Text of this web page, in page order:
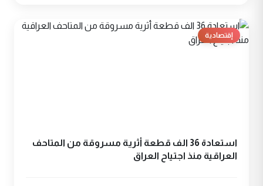
إقتصادية
استعادة 36 الف قطعة أثرية مسروقة من المتاحف
العراقية منذ اجتياح العراق